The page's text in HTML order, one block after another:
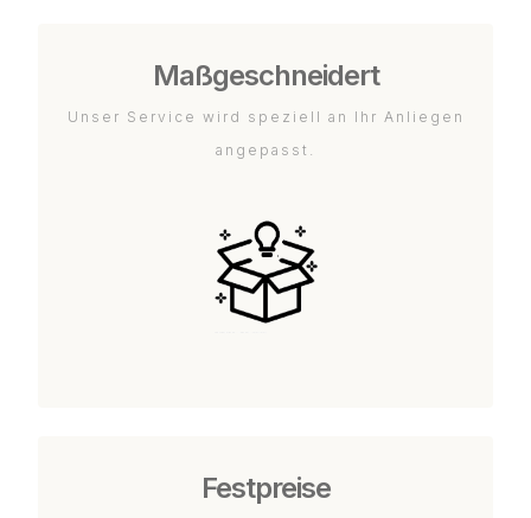
Maßgeschneidert
Unser Service wird speziell an Ihr Anliegen
angepasst.
Festpreise